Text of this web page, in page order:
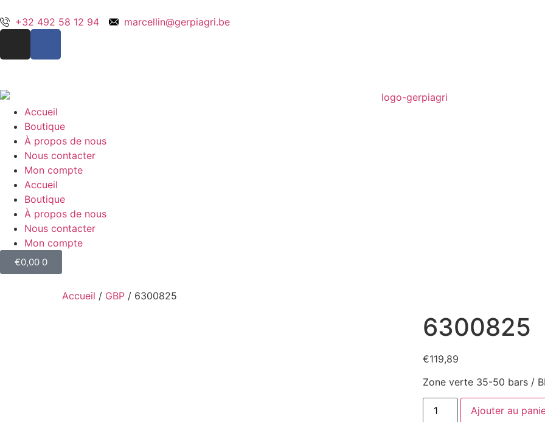
+32 492 58 12 94 marcellin@gerpiagri.be
Accueil
Boutique
À propos de nous
Nous contacter
Mon compte
Accueil
Boutique
À propos de nous
Nous contacter
Mon compte
€0,00 0
Accueil / GBP / 6300825
6300825
€119,89
Zone verte 35-50 bars /
Ajouter au